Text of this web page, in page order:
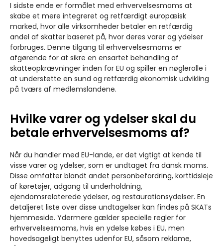
I sidste ende er formålet med erhvervelsesmoms at
skabe et mere integreret og retfærdigt europæisk
marked, hvor alle virksomheder betaler en retfærdig
andel af skatter baseret på, hvor deres varer og ydelser
forbruges. Denne tilgang til erhvervelsesmoms er
afgørende for at sikre en ensartet behandling af
skatteopkrævninger inden for EU og spiller en nøglerolle i
at understøtte en sund og retfærdig økonomisk udvikling
på tværs af medlemslandene.
Hvilke varer og ydelser skal du
betale erhvervelsesmoms af?
Når du handler med EU-lande, er det vigtigt at kende til
visse varer og ydelser, som er undtaget fra dansk moms.
Disse omfatter blandt andet personbefordring, korttidsleje
af køretøjer, adgang til underholdning,
ejendomsrelaterede ydelser, og restaurationsydelser. En
detaljeret liste over disse undtagelser kan findes på SKATs
hjemmeside. Ydermere gælder specielle regler for
erhvervelsesmoms, hvis en ydelse købes i EU, men
hovedsageligt benyttes udenfor EU, såsom reklame,